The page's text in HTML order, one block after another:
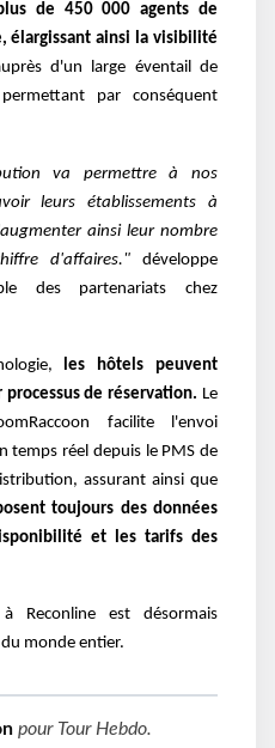
de 450 000 agents de
élargissant ainsi la visibilité
d'un large éventail de
par conséquent
va permettre à nos
leurs établissements à
ainsi leur nombre
d'affaires." développe
des partenariats chez
les hôtels peuvent
de réservation. Le
facilite l'envoi
temps réel depuis le PMS de
assurant ainsi que
toujours des données
et les tarifs des
Reconline est désormais
monde entier.
pour Tour Hebdo.